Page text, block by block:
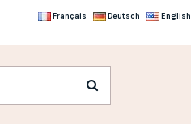
Français Deutsch English